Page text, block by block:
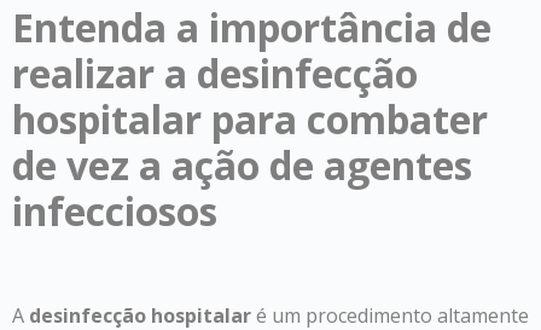
Entenda a importância de
realizar a desinfecção
hospitalar para combater
de vez a ação de agentes
infecciosos
A desinfecção hospitalaré um procedimento altamente